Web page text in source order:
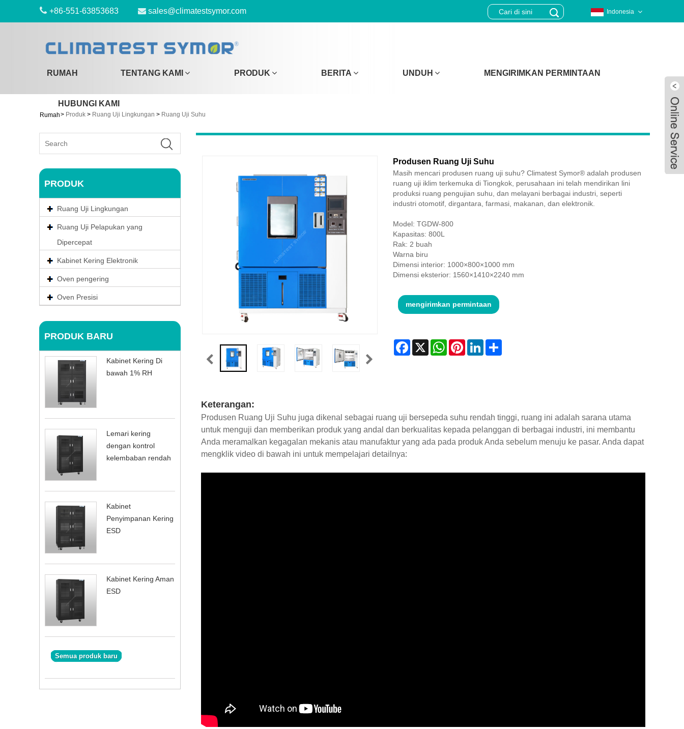
+86-551-63853683 sales@climatestsymor.com Indonesia
RUMAH TENTANG KAMI PRODUK BERITA UNDUH MENGIRIMKAN PERMINTAAN
HUBUNGI KAMI
Rumah> Produk > Ruang Uji Lingkungan > Ruang Uji Suhu
PRODUK
Ruang Uji Lingkungan
Ruang Uji Pelapukan yang
Dipercepat
Kabinet Kering Elektronik
Oven pengering
Oven Presisi
PRODUK BARU
Kabinet Kering Di
bawah 1% RH
Lemari kering
dengan kontrol
kelembaban rendah
Kabinet
Penyimpanan Kering
ESD
Kabinet Kering Aman
ESD
Semua produk baru
Produsen Ruang Uji Suhu
Masih mencari produsen ruang uji suhu? Climatest Symor® adalah produsen
ruang uji iklim terkemuka di Tiongkok, perusahaan ini telah mendirikan lini
produksi ruang pengujian suhu, dan melayani berbagai industri, seperti
industri otomotif, dirgantara, farmasi, makanan, dan elektronik.
Model: TGDW-800
Kapasitas: 800L
Rak: 2 buah
Warna biru
Dimensi interior: 1000×800×1000 mm
Dimensi eksterior: 1560×1410×2240 mm
mengirimkan permintaan
Facebook
X WhatsAppPinterestLinkedInShare
Keterangan:
Produsen Ruang Uji Suhu juga dikenal sebagai ruang uji bersepeda suhu rendah tinggi, ruang ini adalah sarana utama
untuk menguji dan memberikan produk yang andal dan berkualitas kepada pelanggan di berbagai industri, ini membantu
Anda meramalkan kegagalan mekanis atau manufaktur yang ada pada produk Anda sebelum menuju ke pasar. Anda dapat
mengklik video di bawah ini untuk mempelajari detailnya: